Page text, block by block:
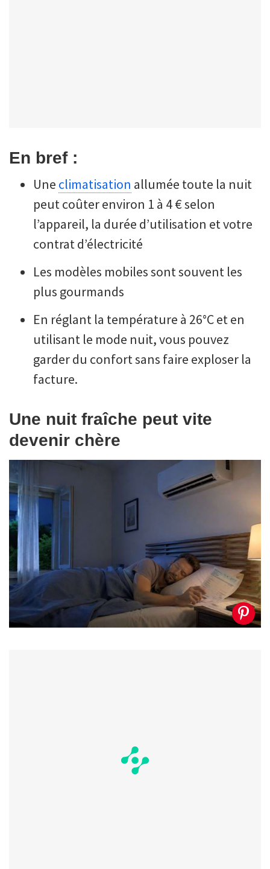
En bref :
Une climatisation allumée toute la nuit
peut coûter environ 1 à 4 € selon
l’appareil, la durée d’utilisation et votre
contrat d’électricité
Les modèles mobiles sont souvent les
plus gourmands
En réglant la température à 26°C et en
utilisant le mode nuit, vous pouvez
garder du confort sans faire exploser la
facture.
Une nuit fraîche peut vite
devenir chère